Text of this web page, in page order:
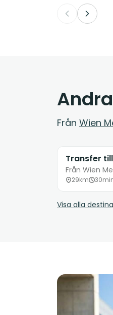
Från Wien
Transfer
Från Wien
29km
Visa alla